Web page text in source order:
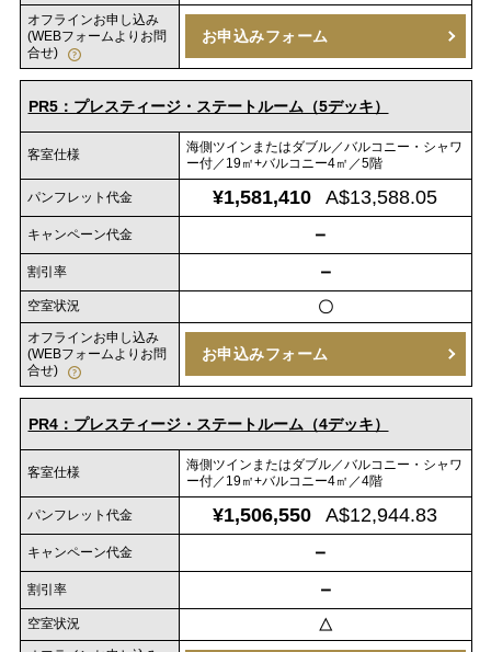
オフラインお申し込み
(WEBフォームよりお問
合せ)
お申込みフォーム
PR5：プレスティージ・ステートルーム（5デッキ）
客室仕様
海側ツインまたはダブル／バルコニー・シャワ
ー付／19㎡+バルコニー4㎡／5階
パンフレット代金 ¥1,581,410 A$13,588.05
キャンペーン代金 －
割引率 －
空室状況 〇
オフラインお申し込み
(WEBフォームよりお問
合せ)
お申込みフォーム
PR4：プレスティージ・ステートルーム（4デッキ）
客室仕様
海側ツインまたはダブル／バルコニー・シャワ
ー付／19㎡+バルコニー4㎡／4階
パンフレット代金 ¥1,506,550 A$12,944.83
キャンペーン代金 －
割引率 －
空室状況 △